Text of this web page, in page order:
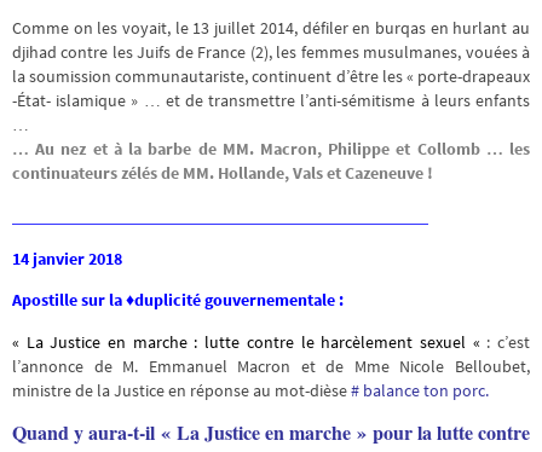
Comme on les voyait, le 13 juillet 2014, défiler en burqas en hurlant au
djihad contre les Juifs de France (2), les femmes musulmanes, vouées à
la soumission communautariste, continuent d’être les « porte-drapeaux
-État- islamique » … et de transmettre l’anti-sémitisme à leurs enfants
…
… Au nez et à la barbe de MM. Macron, Philippe et Collomb … les
continuateurs zélés de MM. Hollande, Vals et Cazeneuve !
14 janvier 2018
Apostillesur la ♦duplicité gouvernementale :
« La Justice en marche : lutte contre le harcèlement sexuel « : c’est
l’annonce de M. Emmanuel Macron et de Mme Nicole Belloubet,
ministre de la Justice en réponse au mot-dièse# balance ton porc.
Quand y aura-t-il « La Justice en marche » pour la lutte contre